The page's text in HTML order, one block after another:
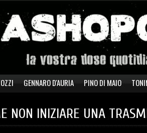
GENNARO D'AURIA PINO DI MAIO
NON INIZIARE UNA